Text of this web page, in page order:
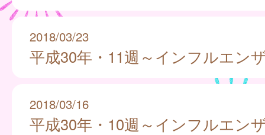
2018/03/23
平成30年・11週～インフルエン
2018/03/16
平成30年・10週～インフルエン